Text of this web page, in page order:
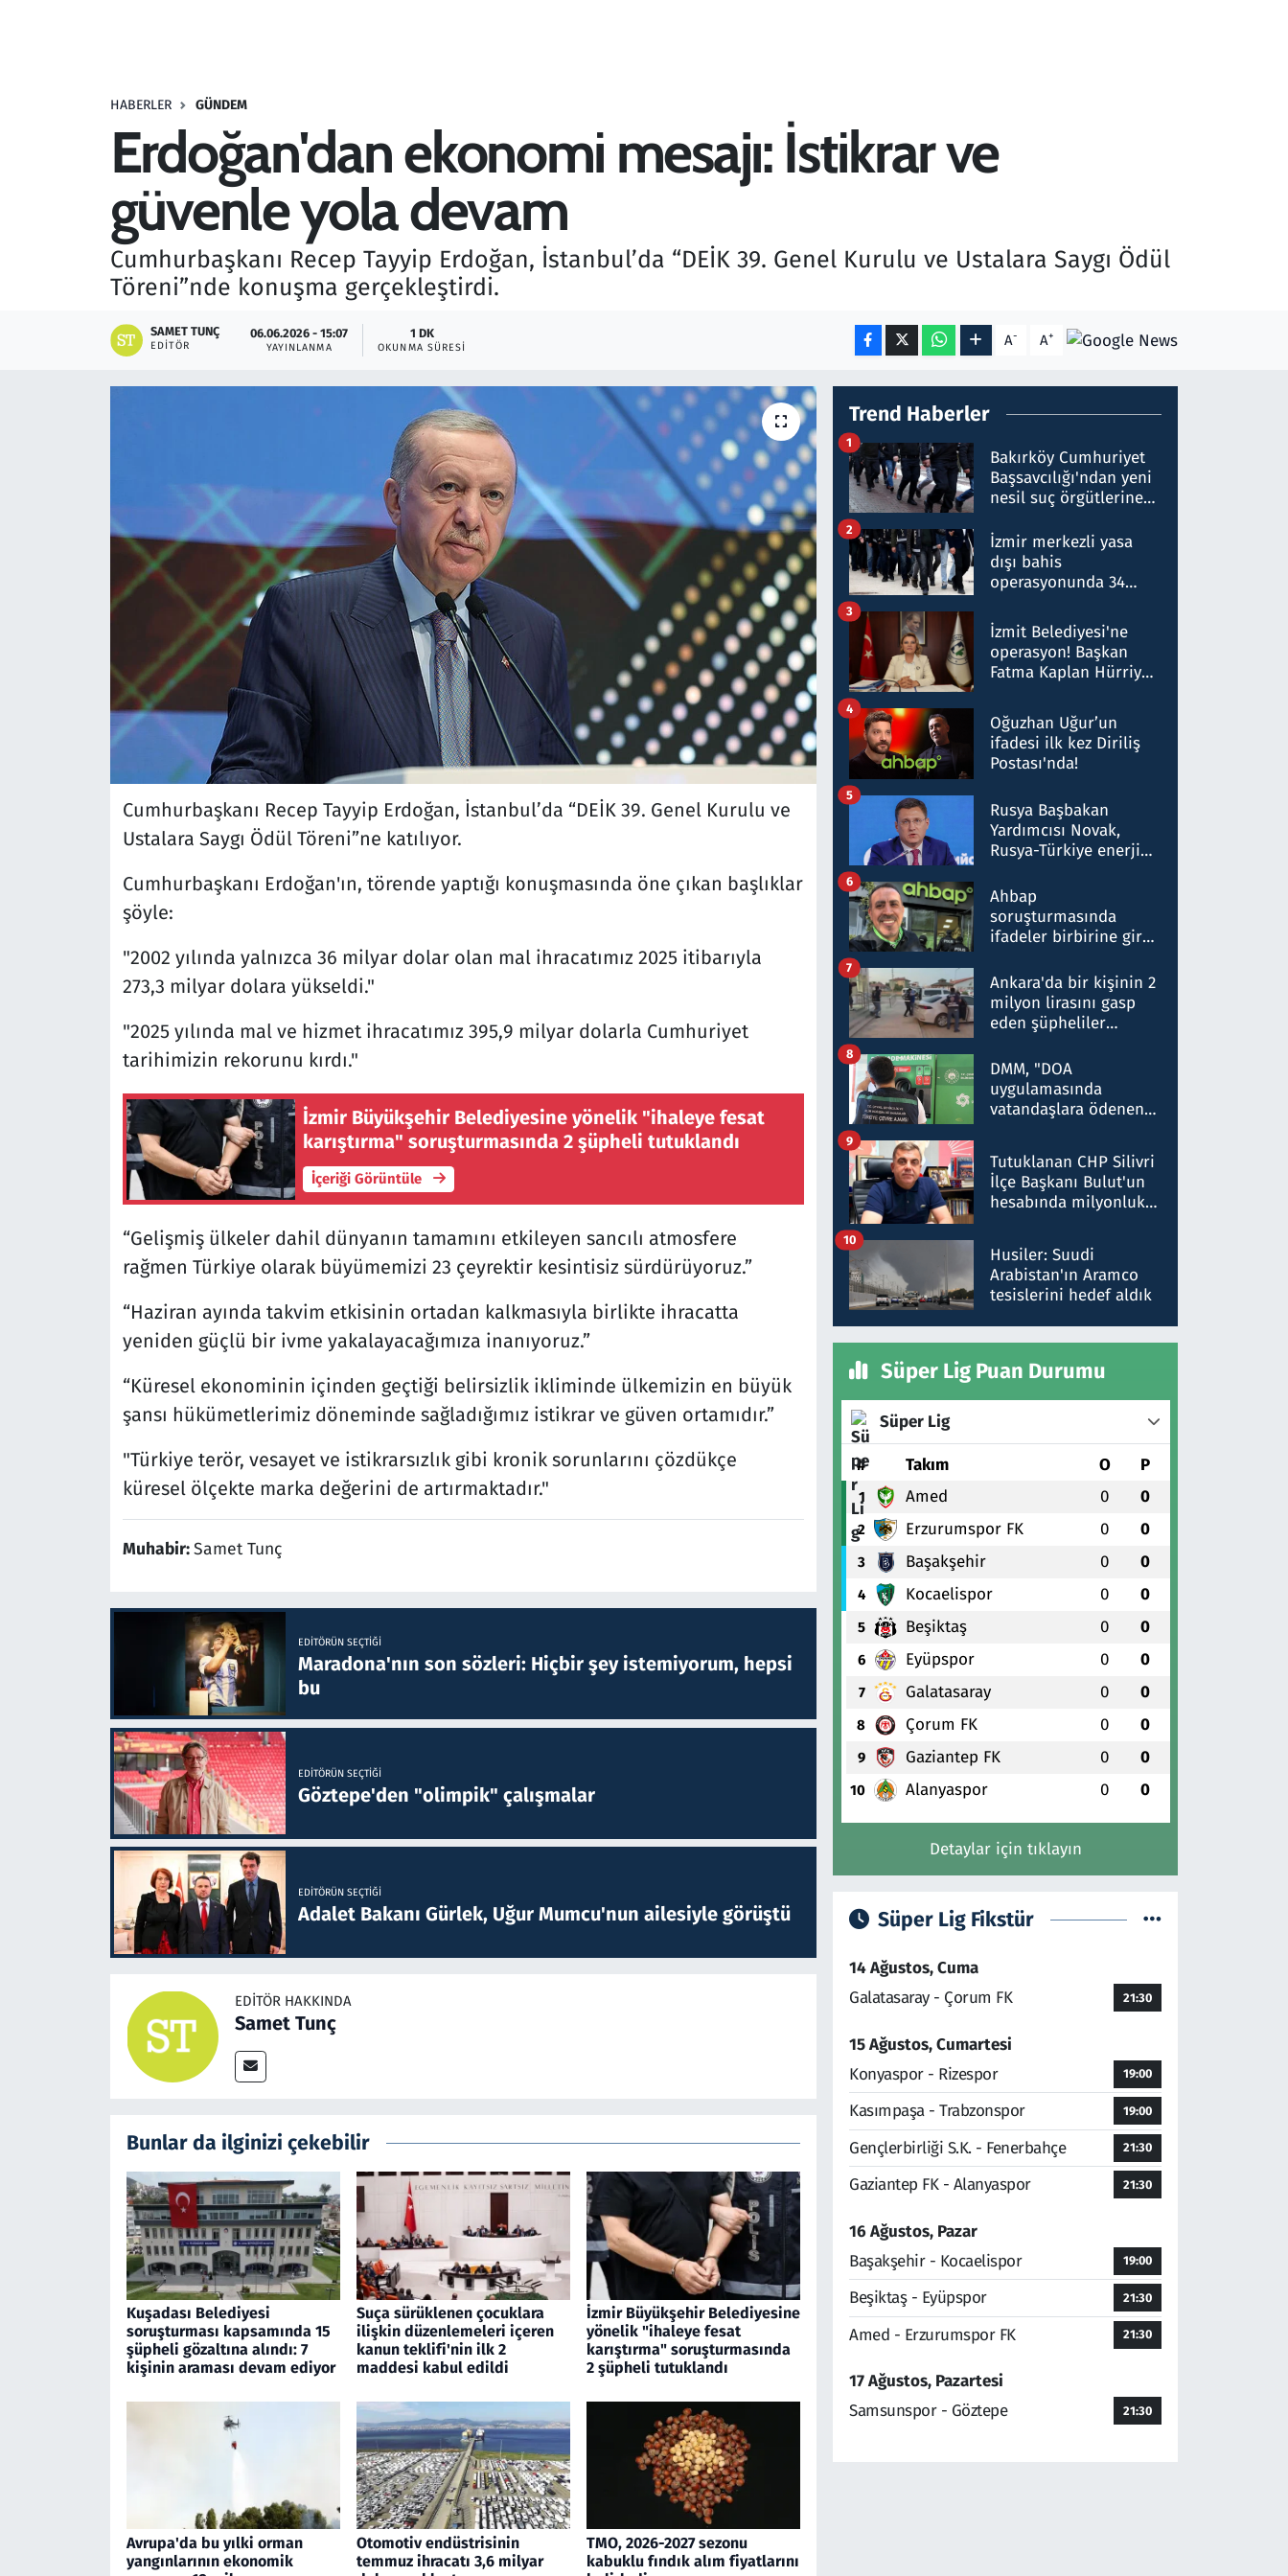
HABERLER GÜNDEM
Erdoğan'dan ekonomi mesajı: İstikrar ve
güvenle yola devam
Cumhurbaşkanı Recep Tayyip Erdoğan, İstanbul’da “DEİK 39. Genel Kurulu ve Ustalara Saygı Ödül
Töreni”nde konuşma gerçekleştirdi.
SAMET TUNÇ
EDITÖR
06.06.2026 - 15:07
YAYINLANMA
1 DK
OKUNMA SÜRESI A- A+
Cumhurbaşkanı Recep Tayyip Erdoğan, İstanbul’da “DEİK 39. Genel Kurulu ve
Ustalara Saygı Ödül Töreni”ne katılıyor.
Cumhurbaşkanı Erdoğan'ın, törende yaptığı konuşmasında öne çıkan başlıklar
şöyle:
"2002 yılında yalnızca 36 milyar dolar olan mal ihracatımız 2025 itibarıyla
273,3 milyar dolara yükseldi."
"2025 yılında mal ve hizmet ihracatımız 395,9 milyar dolarla Cumhuriyet
tarihimizin rekorunu kırdı."
İzmir Büyükşehir Belediyesine yönelik "ihaleye fesat
karıştırma" soruşturmasında 2 şüpheli tutuklandı
İçeriği Görüntüle
“Gelişmiş ülkeler dahil dünyanın tamamını etkileyen sancılı atmosfere
rağmen Türkiye olarak büyümemizi 23 çeyrektir kesintisiz sürdürüyoruz.”
“Haziran ayında takvim etkisinin ortadan kalkmasıyla birlikte ihracatta
yeniden güçlü bir ivme yakalayacağımıza inanıyoruz.”
“Küresel ekonominin içinden geçtiği belirsizlik ikliminde ülkemizin en büyük
şansı hükümetlerimiz döneminde sağladığımız istikrar ve güven ortamıdır.”
"Türkiye terör, vesayet ve istikrarsızlık gibi kronik sorunlarını çözdükçe
küresel ölçekte marka değerini de artırmaktadır."
Muhabir:Samet Tunç
EDITÖRÜN SEÇTIĞI
Maradona'nın son sözleri: Hiçbir şey istemiyorum, hepsi
bu
EDITÖRÜN SEÇTIĞI
Göztepe'den "olimpik" çalışmalar
EDITÖRÜN SEÇTIĞI
Adalet Bakanı Gürlek, Uğur Mumcu'nun ailesiyle görüştü
EDITÖR HAKKINDA
Samet Tunç
Bunlar da ilginizi çekebilir
Kuşadası Belediyesi
soruşturması kapsamında 15
şüpheli gözaltına alındı: 7
kişinin araması devam ediyor
Suça sürüklenen çocuklara
ilişkin düzenlemeleri içeren
kanun teklifi'nin ilk 2
maddesi kabul edildi
İzmir Büyükşehir Belediyesine
yönelik "ihaleye fesat
karıştırma" soruşturmasında
2 şüpheli tutuklandı
Avrupa'da bu yılki orman
yangınlarının ekonomik
Otomotiv endüstrisinin
temmuz ihracatı 3,6 milyar
TMO, 2026-2027 sezonu
kabuklu fındık alım fiyatlarını
Trend Haberler
Bakırköy Cumhuriyet
Başsavcılığı'ndan yeni
nesil suç örgütlerine
hakkında gözaltı kararı
1
İzmir merkezli yasa
dışı bahis
operasyonunda 34
Milyar liralık para
trafiği tespit edildi
2
İzmit Belediyesi'ne
operasyon! Başkan
Fatma Kaplan Hürriyet
3
Oğuzhan Uğur’un
ifadesi ilk kez Diriliş
Postası'nda!
4
Rusya Başbakan
Yardımcısı Novak,
Rusya-Türkiye enerji
nitelikte olduğunu
belirtti
5
Ahbap
soruşturmasında
ifadeler birbirine girdi:
ifadelerinden ortaya
çıkan tablo şok etti
6
Ankara'da bir kişinin 2
milyon lirasını gasp
eden şüpheliler
7
DMM, "DOA
uygulamasında
vatandaşlara ödenen
düşürüldüğü" iddiasını
yalanladı
8
Tutuklanan CHP Silivri
İlçe Başkanı Bulut'un
hesabında milyonluk
talimat verdi, ben
gönderdim
9
Husiler: Suudi
Arabistan'ın Aramco
tesislerini hedef aldık
10
Süper Lig Puan Durumu
Süper Lig
# Takım O P
1 Amed 0 0
2 Erzurumspor FK 0 0
3 Başakşehir 0 0
4 Kocaelispor 0 0
5 Beşiktaş 0 0
6 Eyüpspor 0 0
7 Galatasaray 0 0
8 Çorum FK 0 0
9 Gaziantep FK 0 0
10 Alanyaspor 0 0
Detaylar için tıklayın
Süper Lig Fikstür
14 Ağustos, Cuma
Galatasaray - Çorum FK
21:30
15 Ağustos, Cumartesi
Konyaspor - Rizespor
19:00
Kasımpaşa - Trabzonspor 19:00
Gençlerbirliği S.K. - Fenerbahçe 21:30
Gaziantep FK - Alanyaspor 21:30
16 Ağustos, Pazar
Başakşehir - Kocaelispor
19:00
Beşiktaş - Eyüpspor 21:30
Amed - Erzurumspor FK 21:30
17 Ağustos, Pazartesi
Samsunspor - Göztepe
21:30
Savunma Sanayi
Seçim 2023
Teknoloji ve Bilim
Televizyon